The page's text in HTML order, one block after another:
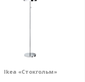
Ikea «Стокгольм»